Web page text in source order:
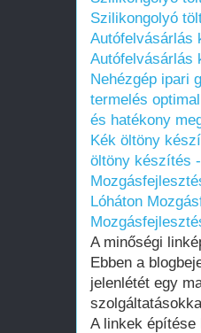
Szilikongolyó
Autófelvásárlás
Autófelvásárlás
Nehézgép ipari
termelés
és hatékony
Kék öltöny
öltöny készítés
Lóháton
A minőségi
Ebben a
jelenlétét egy
A linkek építése